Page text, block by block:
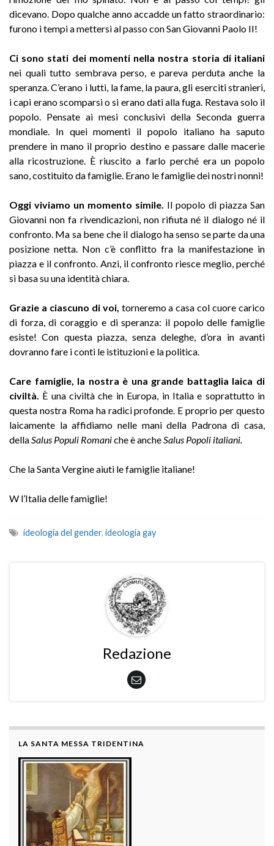
dicevano. Dopo qualche anno accadde un fatto straordinario:
furono i tempi a mettersi al passo con San Giovanni Paolo II!
Ci sono stati dei momenti nella nostra storia di italiani
nei quali tutto sembrava perso, e pareva perduta anche la
speranza. C’erano i lutti, la fame, la paura, gli eserciti stranieri,
i capi erano scomparsi o si erano dati alla fuga. Restava solo il
popolo. Pensate ai mesi conclusivi della Seconda guerra
mondiale. In quei momenti il popolo italiano ha saputo
prendere in mano il proprio destino e passare dalle macerie
alla ricostruzione. È riuscito a farlo perché era un popolo
sano, costituito da famiglie. Erano le famiglie dei nostri nonni!
Oggi viviamo un momento simile. Il popolo di piazza San
Giovanni non fa rivendicazioni, non rifiuta né il dialogo né il
confronto. Ma sa bene che il dialogo ha senso se parte da una
posizione netta. Non c’è conflitto fra la manifestazione in
piazza e il confronto. Anzi, il confronto riesce meglio, perché
si basa su una identità chiara.
Grazie a ciascuno di voi, torneremo a casa col cuore carico
di forza, di coraggio e di speranza: il popolo delle famiglie
esiste! Con questa piazza, senza deleghe, d’ora in avanti
dovranno fare i conti le istituzioni e la politica.
Care famiglie, la nostra è una grande battaglia laica di
civiltà. È una civiltà che in Europa, in Italia e soprattutto in
questa nostra Roma ha radici profonde. E proprio per questo
laicamente la affidiamo nelle mani della Padrona di casa,
della Salus Populi Romaniche è anche Salus Popoli italiani.
Che la Santa Vergine aiuti le famiglie italiane!
W l’Italia delle famiglie!
ideologia del gender, ideologia gay
Redazione
LA SANTA MESSA TRIDENTINA